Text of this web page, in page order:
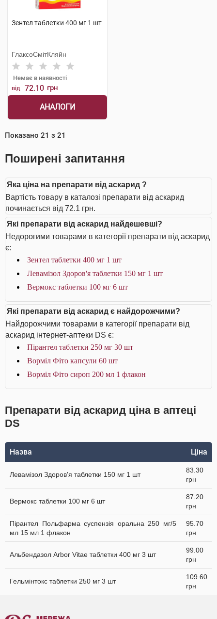
Зентел таблетки 400 мг 1 шт
ГлаксоСмітКляйн
Немає в наявності
від 72.10 грн
АНАЛОГИ
Показано 21 з 21
Поширені запитання
Яка ціна на препарати від аскарид ?
Вартість товару в каталозі препарати від аскарид
починається від 72.1 грн.
Які препарати від аскарид найдешевші?
Недорогими товарами в категорії препарати від аскарид
є:
Зентел таблетки 400 мг 1 шт
Левамізол Здоров'я таблетки 150 мг 1 шт
Вермокс таблетки 100 мг 6 шт
Які препарати від аскарид є найдорожчими?
Найдорожчими товарами в категорії препарати від
аскарид інтернет-аптеки DS є:
Пірантел таблетки 250 мг 30 шт
Ворміл Фіто капсули 60 шт
Ворміл Фіто сироп 200 мл 1 флакон
Препарати від аскарид ціна в аптеці
DS
Назва Ціна
Левамізол Здоров'я таблетки 150 мг 1 шт
83.30
грн
Вермокс таблетки 100 мг 6 шт
87.20
грн
Пірантел Польфарма суспензія оральна 250 мг/5
мл 15 мл 1 флакон
95.70
грн
Альбендазол Arbor Vitae таблетки 400 мг 3 шт
99.00
грн
Гельмінтокс таблетки 250 мг 3 шт
109.60
грн